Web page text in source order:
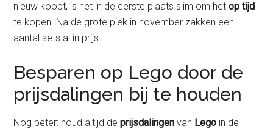
nieuw koopt, is het in de eerste plaats slim om hetop tijd
te kopen. Na de grote piek in november zakken een
aantal sets al in prijs.
Besparen op Lego door de
prijsdalingen bij te houden
Nog beter: houd altijd deprijsdalingenvan Lego in de